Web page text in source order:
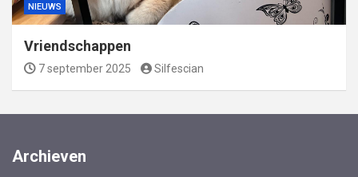
NIEUWS
Vriendschappen
7 september 2025 Silfescian
Archieven